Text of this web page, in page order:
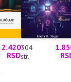
2.420
RSD
304
str.